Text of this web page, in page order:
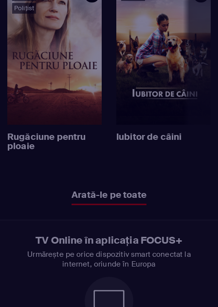
Polițist
Rugăciune pentru
ploaie
Iubitor de câini
Arată-le pe toate
TV Online în aplicația FOCUS+
Urmărește pe orice dispozitiv smart conectat la
internet, oriunde în Europa